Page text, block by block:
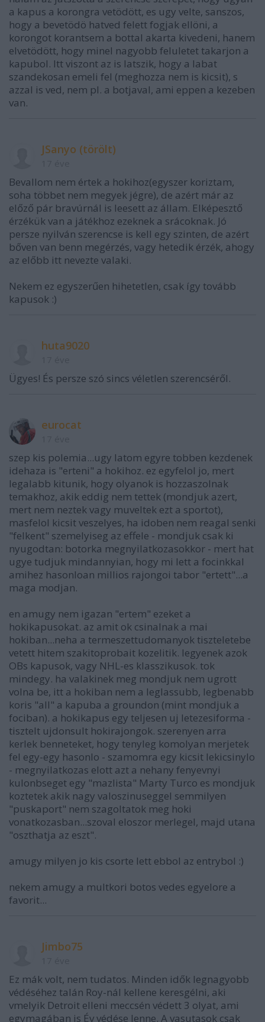
a kapus a korongra vetödött, es ugy velte, sanszos,
hogy a bevetödö hatved felett fogjak ellöni, a
korongot korantsem a bottal akarta kivedeni, hanem
elvetödött, hogy minel nagyobb feluletet takarjon a
kapubol. Itt viszont az is latszik, hogy a labat
szandekosan emeli fel (meghozza nem is kicsit), s
azzal is ved, nem pl. a botjaval, ami eppen a kezeben
van.
JSanyo (törölt)
Bevallom nem értek a hokihoz(egyszer koriztam,
soha többet nem megyek jégre), de azért már az
előző pár bravúrnál is leesett az állam. Elképesztő
érzékük van a játékhoz ezeknek a srácoknak. Jó
persze nyilván szerencse is kell egy szinten, de azért
bőven van benn megérzés, vagy hetedik érzék, ahogy
az előbb itt nevezte valaki.
Nekem ez egyszerűen hihetetlen, csak így tovább
kapusok :)
huta9020
Ügyes! És persze szó sincs véletlen szerencséről.
eurocat
szep kis polemia...ugy latom egyre tobben kezdenek
idehaza is "erteni" a hokihoz. ez egyfelol jo, mert
legalabb kitunik, hogy olyanok is hozzaszolnak
temakhoz, akik eddig nem tettek (mondjuk azert,
mert nem neztek vagy muveltek ezt a sportot),
masfelol kicsit veszelyes, ha idoben nem reagal senki
"felkent" szemelyiseg az effele - mondjuk csak ki
nyugodtan: botorka megnyilatkozasokkor - mert hat
ugye tudjuk mindannyian, hogy mi lett a focinkkal
amihez hasonloan millios rajongoi tabor "ertett"...a
maga modjan.
en amugy nem igazan "ertem" ezeket a
hokikapusokat. az amit ok csinalnak a mai
hokiban...neha a termeszettudomanyok tiszteletebe
vetett hitem szakitoprobait kozelitik. legyenek azok
OBs kapusok, vagy NHL-es klasszikusok. tok
mindegy. ha valakinek meg mondjuk nem ugrott
volna be, itt a hokiban nem a leglassubb, legbenabb
koris "all" a kapuba a groundon (mint mondjuk a
fociban). a hokikapus egy teljesen uj letezesiforma -
tisztelt ujdonsult hokirajongok. szerenyen arra
kerlek benneteket, hogy tenyleg komolyan merjetek
fel egy-egy hasonlo - szamomra egy kicsit lekicsinylo
- megnyilatkozas elott azt a nehany fenyevnyi
kulonbseget egy "mazlista" Marty Turco es mondjuk
koztetek akik nagy valoszinuseggel semmilyen
"puskaport" nem szagoltatok meg hoki
vonatkozasban...szoval eloszor merlegel, majd utana
"oszthatja az eszt".
amugy milyen jo kis csorte lett ebbol az entrybol :)
nekem amugy a multkori botos vedes egyelore a
favorit...
Jimbo75
Ez mák volt, nem tudatos. Minden idők legnagyobb
védéséhez talán Roy-nál kellene keresgélni, aki
vmelyik Detroit elleni meccsén védett 3 olyat, ami
egymagában is Év védése lenne. A vasutasok csak